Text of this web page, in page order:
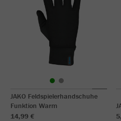
JAKO Feldspielerhandschuhe
Funktion Warm
14,99 €